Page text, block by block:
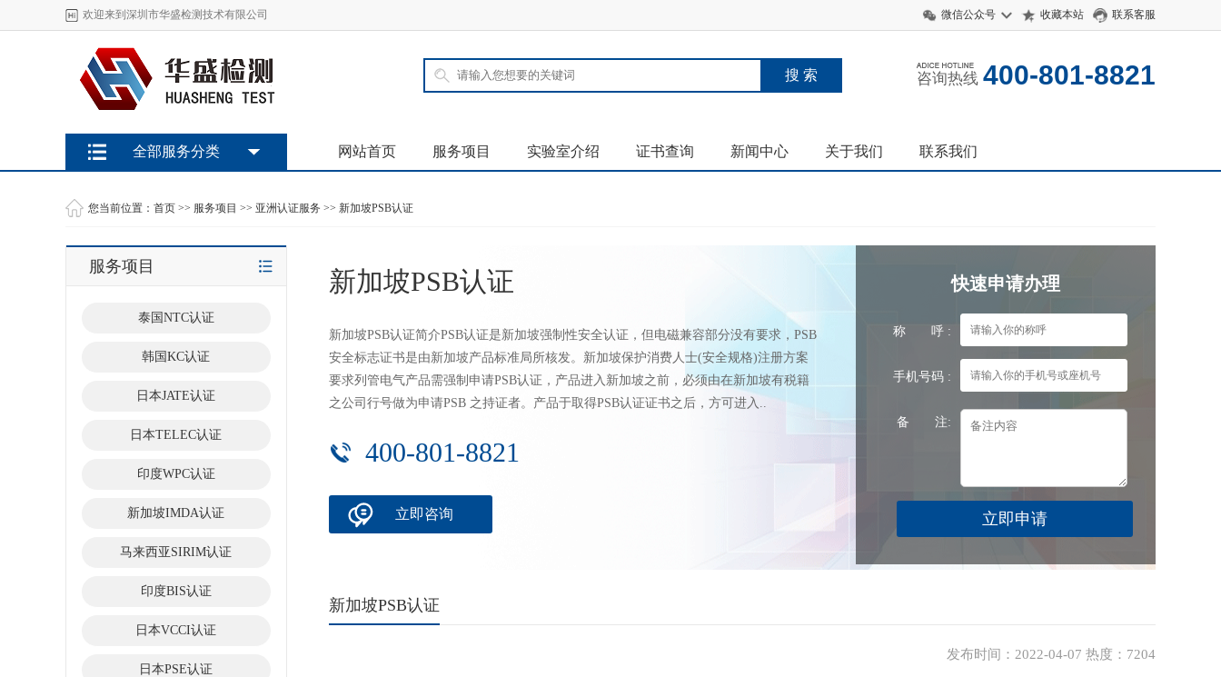
欢迎来到深圳市华盛检测技术有限公司 微信公众号 收藏本站 联系客服
咨询热线 400-801-8821
网站首页 服务项目 实验室介绍 证书查询 新闻中心 关于我们 联系我们
全部服务分类
您当前位置： 首页 >> 服务项目 >> 亚洲认证服务 >> 新加坡PSB认证
服务项目
泰国NTC认证
韩国KC认证
日本JATE认证
日本TELEC认证
印度WPC认证
新加坡IMDA认证
马来西亚SIRIM认证
印度BIS认证
日本VCCI认证
日本PSE认证
新加坡PSB认证
新加坡PSB认证简介PSB认证是新加坡强制性安全认证，但电磁兼容部分没有要求，PSB
安全标志证书是由新加坡产品标准局所核发。新加坡保护消费人士(安全规格)注册方案
要求列管电气产品需强制申请PSB认证，产品进入新加坡之前，必须由在新加坡有税籍
之公司行号做为申请PSB 之持证者。产品于取得PSB认证证书之后，方可进入..
400-801-8821
立即咨询
快速申请办理
称 呼 :
手机号码 :
备 注:
新加坡PSB认证
发布时间：2022-04-07 热度：7204